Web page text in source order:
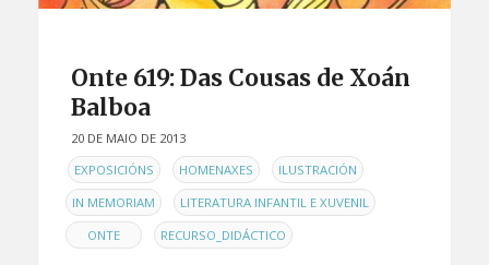
Onte 619: Das Cousas de Xoán
Balboa
20 DE MAIO DE 2013
ENEXPOSICIÓNS , HOMENAXES , ILUSTRACIÓN ,
IN MEMORIAM , LITERATURA INFANTIL E XUVENIL ,
ONTE , RECURSO_DIDÁCTICO